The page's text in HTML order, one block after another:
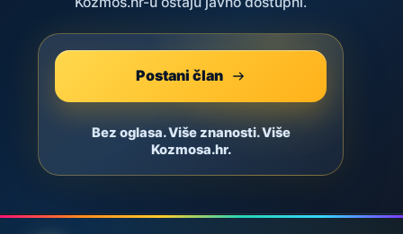
Postani član
Bez oglasa. Više znanosti. Više
Kozmosa.hr.